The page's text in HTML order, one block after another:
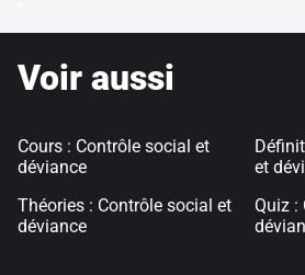
Voir aussi
Cours : Contrôle social et
déviance
Théories : Contrôle social et
déviance
et
Quiz :